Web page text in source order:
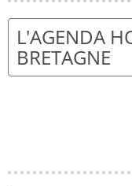
L'AGENDA
BRETAGNE